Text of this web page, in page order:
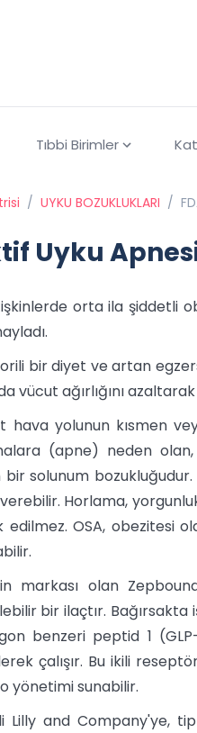
Tıbbi Birimler
/ UYKU BOZUKLUKLARI /
Uyku
orta ila şiddetli
bir diyet ve artan
vücut ağırlığını
hava yolunun kısmen
(apne) neden
solunum bozukluğudur.
Horlama,
OSA, obezitesi
markası olan
bir ilaçtır.
benzeri peptid 1
çalışır. Bu ikili
yönetimi sunabilir.
Lilly and Company'ye,